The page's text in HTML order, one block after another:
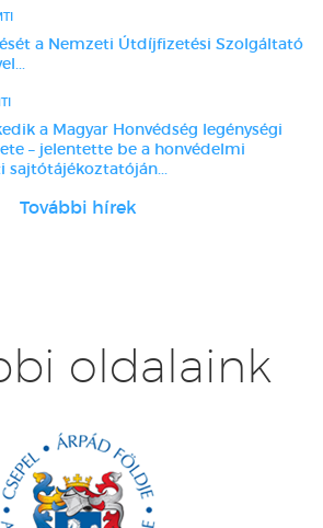
a Nemzeti Útdíjfizetési Szolgáltató
a Magyar Honvédség legénységi
– jelentette be a honvédelmi
sajtótájékoztatóján...
További hírek
oldalaink